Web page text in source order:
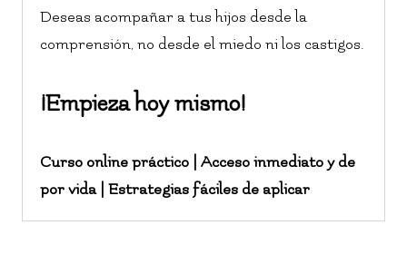
Deseas acompañar a tus hijos desde la
comprensión, no desde el miedo ni los castigos.
¡Empieza hoy mismo!
Curso online práctico | Acceso inmediato y de
por vida | Estrategias fáciles de aplicar